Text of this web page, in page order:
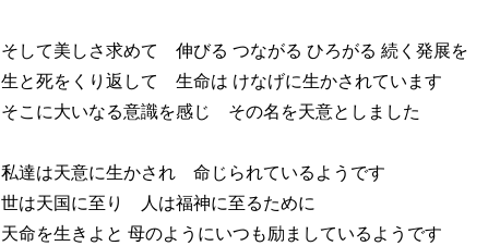
そして美しさ求めて 伸びる つながる ひろがる 続く発展を
生と死をくり返して 生命は けなげに生かされています
そこに大いなる意識を感じ その名を天意としました
私達は天意に生かされ 命じられているようです
世は天国に至り 人は福神に至るために
天命を生きよと 母のようにいつも励ましているようです